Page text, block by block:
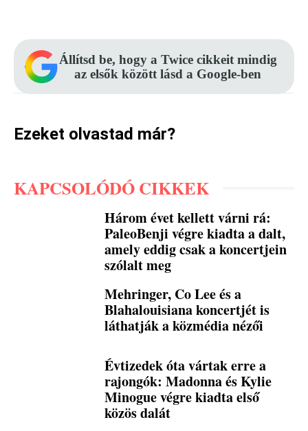
Állítsd be, hogy a Twice cikkeit mindig
az elsők között lásd a Google-ben
Ezeket olvastad már?
KAPCSOLÓDÓ CIKKEK
Három évet kellett várni rá:
PaleoBenji végre kiadta a dalt,
amely eddig csak a koncertjein
szólalt meg
Mehringer, Co Lee és a
Blahalouisiana koncertjét is
láthatják a közmédia nézői
Évtizedek óta vártak erre a
rajongók: Madonna és Kylie
Minogue végre kiadta első
közös dalát